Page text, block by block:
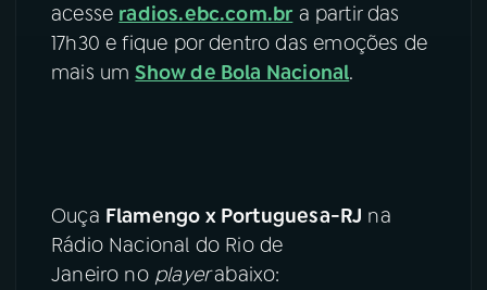
acesse radios.ebc.com.br a partir das
17h30 e fique por dentro das emoções de
mais umShow de Bola Nacional.
Ouça Flamengo x Portuguesa-RJ na
Rádio Nacional do Rio de
Janeiro no playerabaixo: